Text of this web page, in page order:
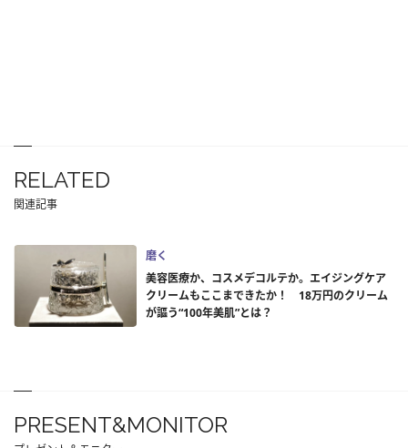
RELATED
関連記事
磨く
美容医療か、コスメデコルテか。エイジングケア
クリームもここまできたか！ 18万円のクリーム
が謳う“100年美肌”とは？
PRESENT&MONITOR